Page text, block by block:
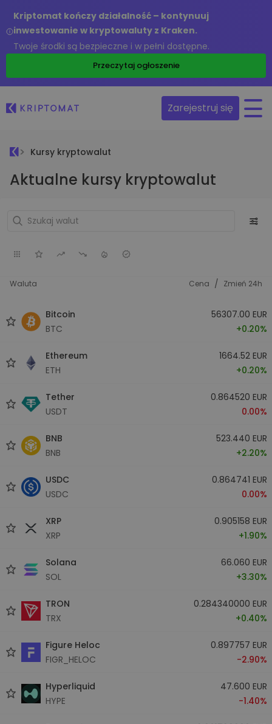
Kriptomat kończy działalność – kontynuuj
inwestowanie w kryptowaluty z Kraken.
Twoje środki są bezpieczne i w pełni dostępne.
Przeczytaj ogłoszenie
Zarejestruj się
Kursy kryptowalut
Aktualne kursy kryptowalut
Waluta Cena / Zmień 24h
Bitcoin
BTC
56307.00 EUR
+0.20%
Ethereum
ETH
1664.52 EUR
+0.20%
Tether
USDT
0.864520 EUR
0.00%
BNB
BNB
523.440 EUR
+2.20%
USDC
USDC
0.864741 EUR
0.00%
XRP
XRP
0.905158 EUR
+1.90%
Solana
SOL
66.060 EUR
+3.30%
TRON
TRX
0.284340000 EUR
+0.40%
Figure Heloc
FIGR_HELOC
0.897757 EUR
-2.90%
Hyperliquid
HYPE
47.600 EUR
-1.40%